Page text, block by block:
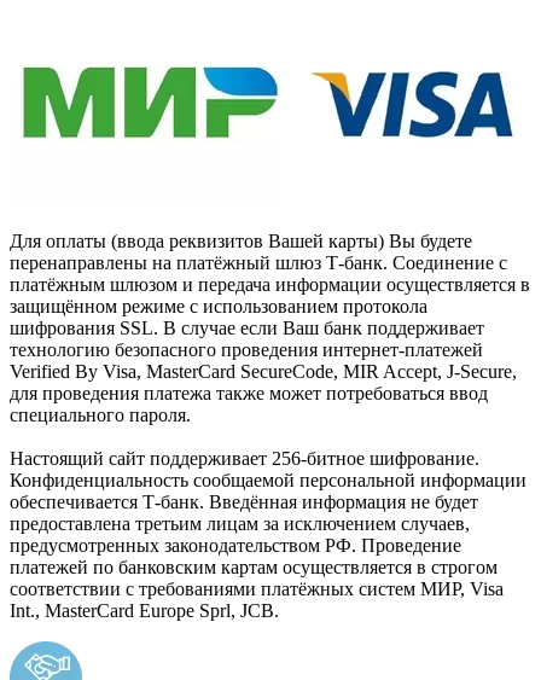
Для оплаты (ввода реквизитов Вашей карты) Вы будете
перенаправлены на платёжный шлюз Т-банк. Соединение с
платёжным шлюзом и передача информации осуществляется в
защищённом режиме с использованием протокола
шифрования SSL. В случае если Ваш банк поддерживает
технологию безопасного проведения интернет-платежей
Verified By Visa, MasterCard SecureCode, MIR Accept, J-Secure,
для проведения платежа также может потребоваться ввод
специального пароля.
Настоящий сайт поддерживает 256-битное шифрование.
Конфиденциальность сообщаемой персональной информации
обеспечивается Т-банк. Введённая информация не будет
предоставлена третьим лицам за исключением случаев,
предусмотренных законодательством РФ. Проведение
платежей по банковским картам осуществляется в строгом
соответствии с требованиями платёжных систем МИР, Visa
Int., MasterCard Europe Sprl, JCB.